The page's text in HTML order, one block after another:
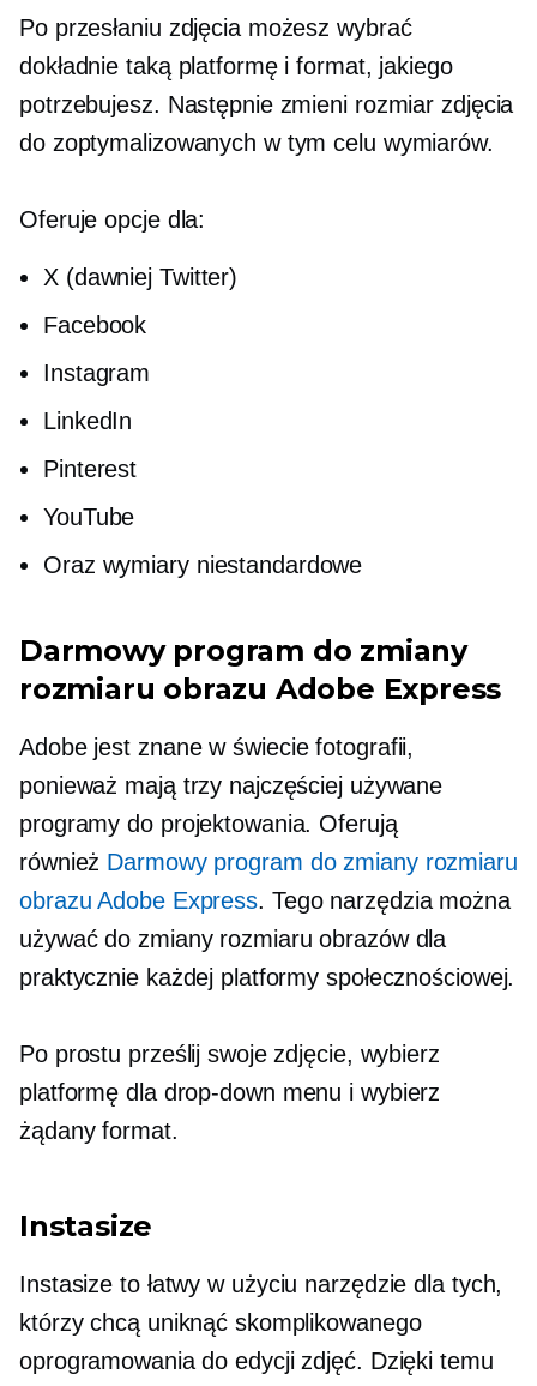
Po przesłaniu zdjęcia możesz wybrać
dokładnie taką platformę i format, jakiego
potrzebujesz. Następnie zmieni rozmiar zdjęcia
do zoptymalizowanych w tym celu wymiarów.
Oferuje opcje dla:
X (dawniej Twitter)
Facebook
Instagram
LinkedIn
Pinterest
YouTube
Oraz wymiary niestandardowe
Darmowy program do zmiany
rozmiaru obrazu Adobe Express
Adobe jest znanew świecie fotografii,
ponieważ mają trzy najczęściej używane
programy do projektowania. Oferują
również Darmowy program do zmiany rozmiaru
obrazu Adobe Express. Tego narzędzia można
używać do zmiany rozmiaru obrazów dla
praktycznie każdej platformy społecznościowej.
Po prostu prześlij swoje zdjęcie, wybierz
platformę dla drop-down menu i wybierz
żądany format.
Instasize
Instasize to łatwy w użyciu narzędzie dla tych,
którzy chcą uniknąć skomplikowanego
oprogramowania do edycji zdjęć. Dzięki temu